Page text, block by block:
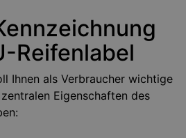
Reifenlabel
Ihnen als Verbraucher wichtige
Eigenschaften des